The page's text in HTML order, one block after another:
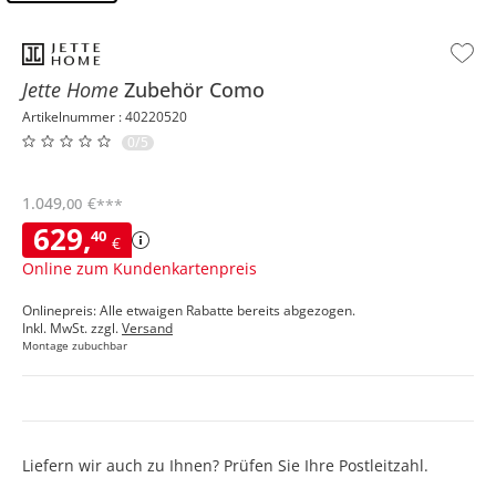
Jette Home Zubehör Como
Artikelnummer : 40220520
0/5
629,40 €
Online zum Kundenkartenpreis
1.049,00 €***
Onlinepreis: Alle etwaigen Rabatte bereits abgezogen.
Inkl. MwSt. zzgl.Versand
Montage zubuchbar
Liefern wir auch zu Ihnen? Prüfen Sie Ihre Postleitzahl.